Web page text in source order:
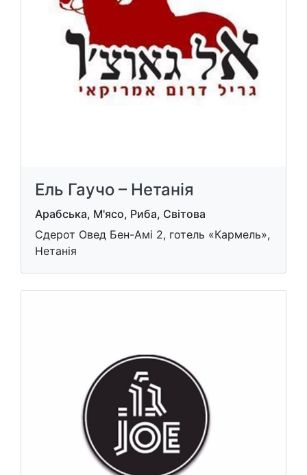
Ель Гаучо – Нетанія
Арабська, М'ясо, Риба, Світова
Сдерот Овед Бен-Амі 2, готель «Кармель»,
Нетанія